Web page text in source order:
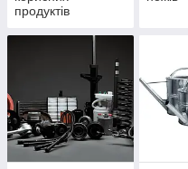
продуктів